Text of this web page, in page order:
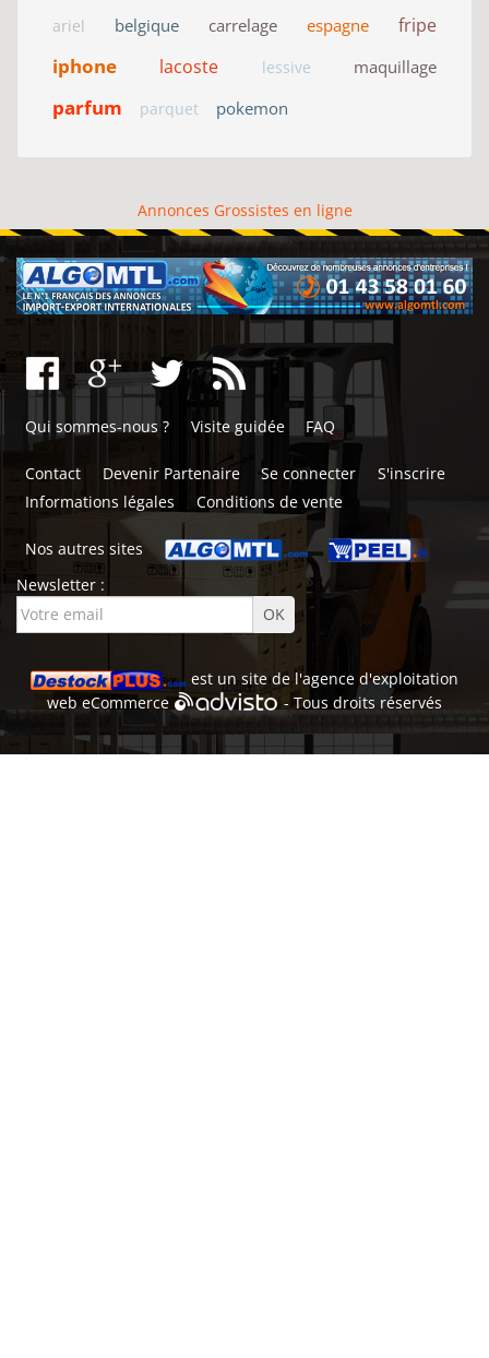
ariel belgique carrelage espagne fripe
iphone lacoste lessive maquillage
parfum parquet pokemon
Annonces Grossistes en ligne
Qui sommes-nous ? Visite guidée FAQ
Contact Devenir Partenaire Se connecter
S'inscrire
Informations légales
Conditions de vente
Nos autres sites
Newsletter :
est un site de l'agence d'exploitation
webeCommerce - Tous droits réservés